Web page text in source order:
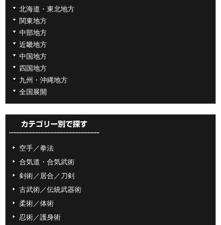
北海道・東北地方
関東地方
中部地方
近畿地方
中国地方
四国地方
九州・沖縄地方
全国展開
空手／拳法
合気道・合気武術
剣術／居合／刀剣
古武術／伝統武器術
柔術／体術
忍術／護身術